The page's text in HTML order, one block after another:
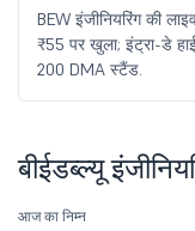
BEW इंजीनियरिंग की
₹55 पर खुला; इंट्रा-डे
200 DMA स्टैंड.
बीईडब्ल्यू
आज का निम्न